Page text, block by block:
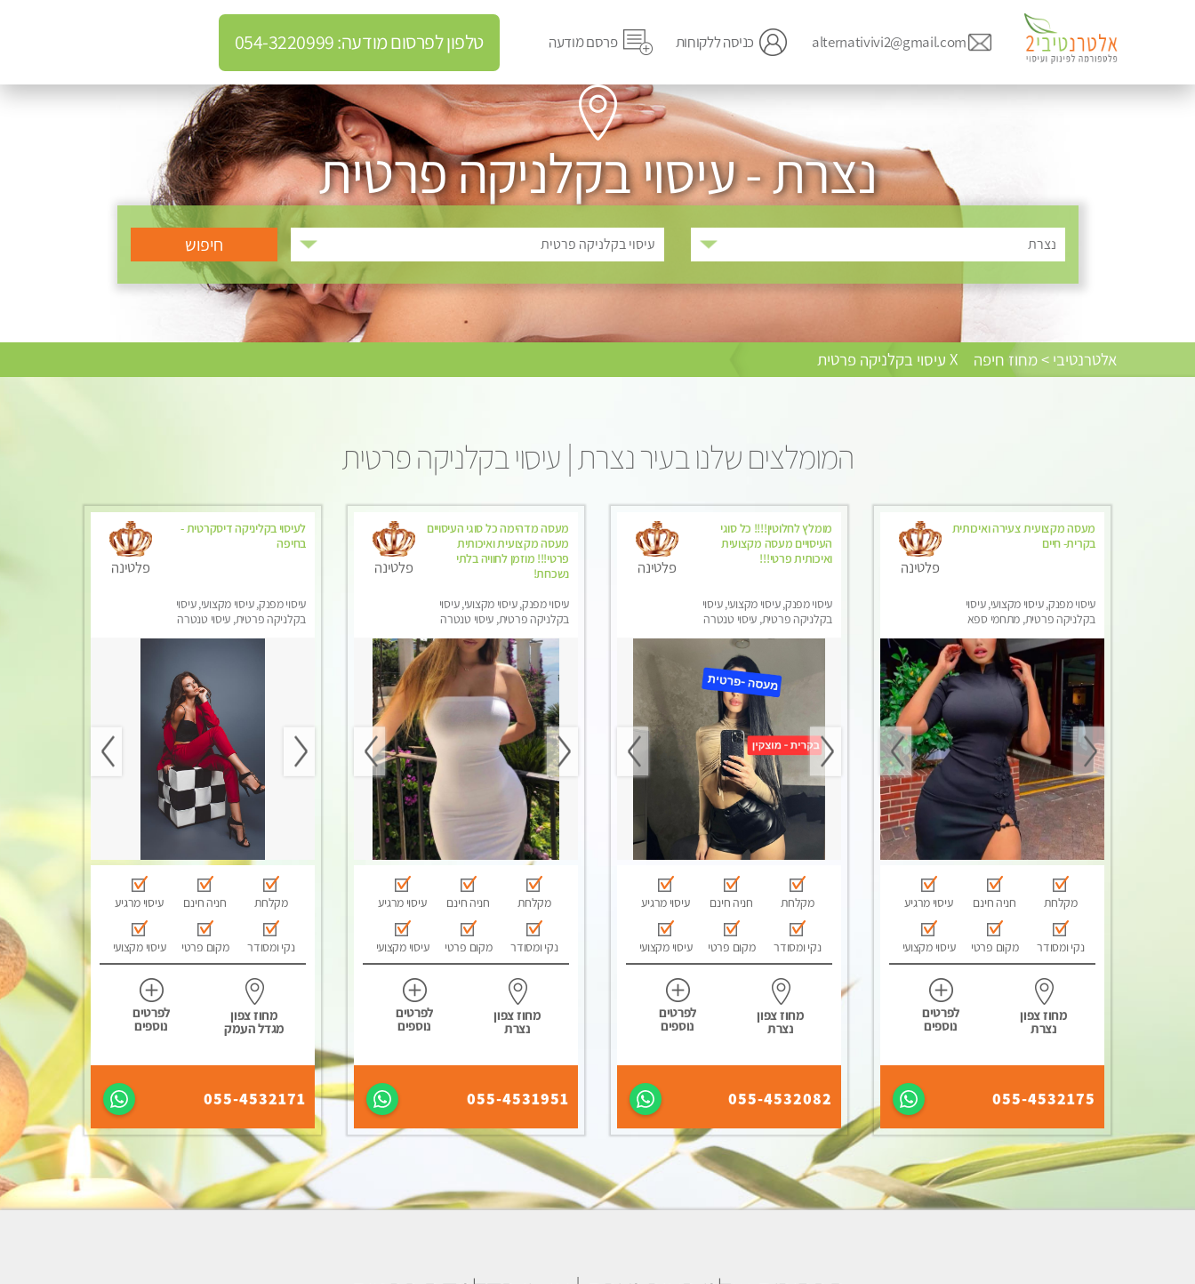
alternativivi2@gmail.com כניסה ללקוחות פרסם מודעה טלפון לפרסום מודעה: 054-3220999
נצרת - עיסוי בקלניקה פרטית
נצרת עיסוי בקלניקה פרטית
אלטרנטיבי > מחוז חיפה X עיסוי בקלניקה פרטית
המומלצים שלנו בעיר נצרת | עיסוי בקלניקה פרטית
מעסה מקצועית צעירה ואיכותית
בקרית- חיים
עיסוי מפנק, עיסוי מקצועי, עיסוי
בקלניקה פרטית, מתחמי ספא
פלטינה
מקלחת חניה חינם עיסוי מרגיע
נקי ומסודר מקום פרטי עיסוי מקצועי
מחוז צפון
נצרת
לפרטים
נוספים
055-4532175
מומלץ לחלוטין!!!! כל סוגי
העיסויים מעסה מקצועית
ואיכותית פרטי!!!
עיסוי מפנק, עיסוי מקצועי, עיסוי
בקלניקה פרטית, עיסוי טנטרה
פלטינה
מקלחת חניה חינם עיסוי מרגיע
נקי ומסודר מקום פרטי עיסוי מקצועי
מחוז צפון
נצרת
לפרטים
נוספים
055-4532082
מעסה מדהימה כל סוגי העיסויים
מעסה מקצועית ואיכותית
פרטי!!! מוזמן לחוויה בלתי
נשכחת!
עיסוי מפנק, עיסוי מקצועי, עיסוי
בקלניקה פרטית, עיסוי טנטרה
פלטינה
מקלחת חניה חינם עיסוי מרגיע
נקי ומסודר מקום פרטי עיסוי מקצועי
מחוז צפון
נצרת
לפרטים
נוספים
055-4531951
לעיסוי בקליניקה דיסקרטית -
בחיפה
עיסוי מפנק, עיסוי מקצועי, עיסוי
בקלניקה פרטית, עיסוי טנטרה
פלטינה
מקלחת חניה חינם עיסוי מרגיע
נקי ומסודר מקום פרטי עיסוי מקצועי
מחוז צפון
מגדל העמק
לפרטים
נוספים
055-4532171